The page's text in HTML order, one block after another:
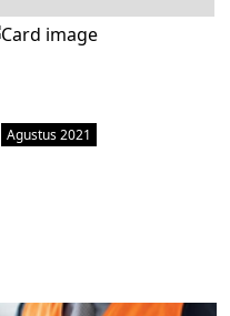
Agustus 2021